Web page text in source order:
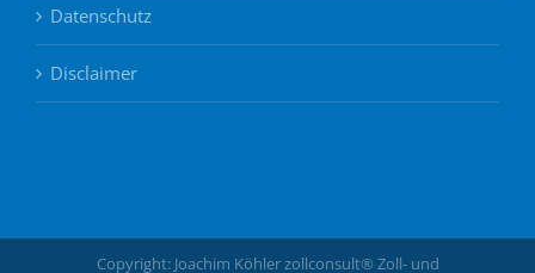
Datenschutz
Disclaimer
Copyright: Joachim Köhler zollconsult® Zoll- und